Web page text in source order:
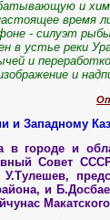
и
время
- силуэт
в устье реки
и
и
и Западному
в городе и
Совет
У.Тулешев,
и